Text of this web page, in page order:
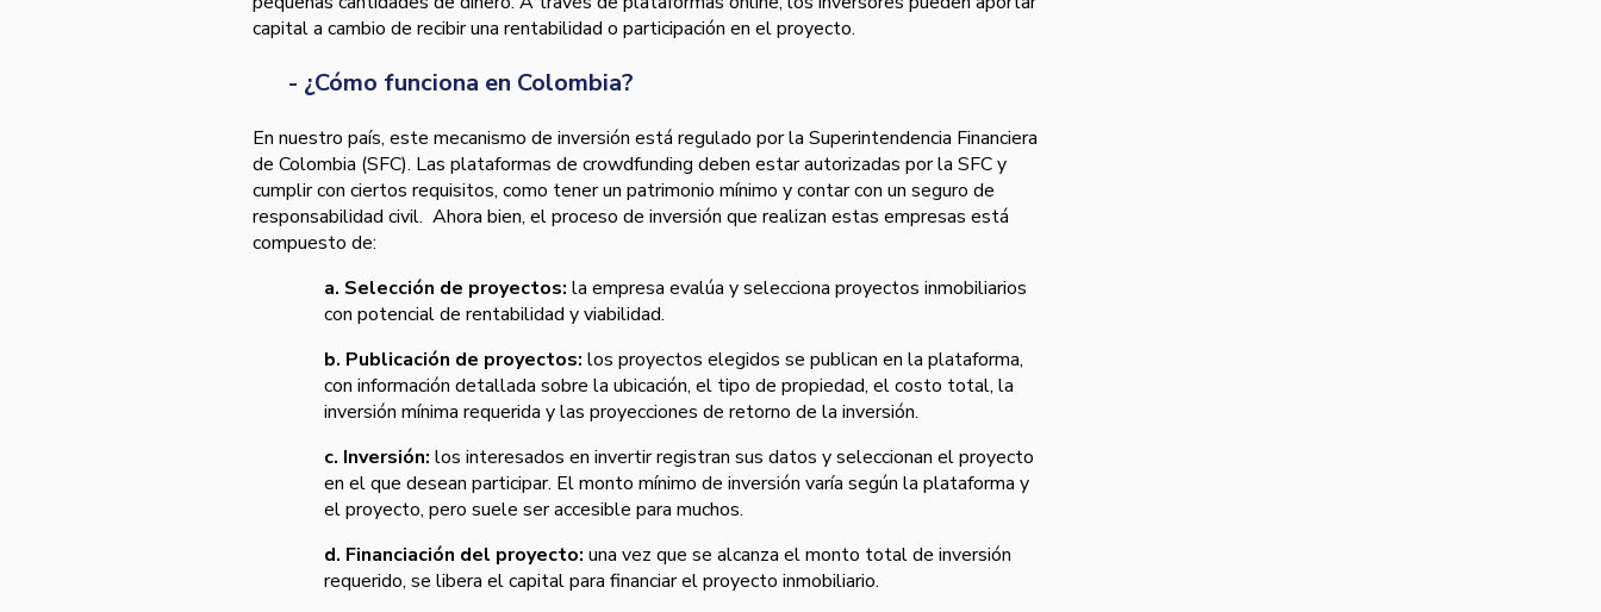
capital a cambio de recibir una rentabilidad o participación en el proyecto.
- ¿Cómo funciona en Colombia?
En nuestro país, este mecanismo de inversión está regulado por la Superintendencia Financiera
de Colombia (SFC). Las plataformas de crowdfunding deben estar autorizadas por la SFC y
cumplir con ciertos requisitos, como tener un patrimonio mínimo y contar con un seguro de
responsabilidad civil. Ahora bien, el proceso de inversión que realizan estas empresas está
compuesto de:
a. Selección de proyectos: la empresa evalúa y selecciona proyectos inmobiliarios
con potencial de rentabilidad y viabilidad.
b. Publicación de proyectos: los proyectos elegidos se publican en la plataforma,
con información detallada sobre la ubicación, el tipo de propiedad, el costo total, la
inversión mínima requerida y las proyecciones de retorno de la inversión.
c. Inversión: los interesados en invertir registran sus datos y seleccionan el proyecto
en el que desean participar. El monto mínimo de inversión varía según la plataforma y
el proyecto, pero suele ser accesible para muchos.
d. Financiación del proyecto: una vez que se alcanza el monto total de inversión
requerido, se libera el capital para financiar el proyecto inmobiliario.